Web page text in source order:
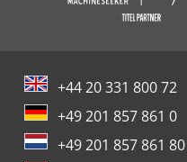
+44 20 331 800 72
+49 201 857 861 0
+49 201 857 861 80